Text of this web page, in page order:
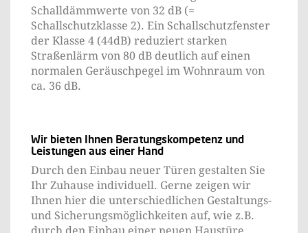
Schalldämmwerte von 32 dB (=
Schallschutzklasse 2). Ein Schallschutzfenster
der Klasse 4 (44dB) reduziert starken
Straßenlärm von 80 dB deutlich auf einen
normalen Geräuschpegel im Wohnraum von
ca. 36 dB.
Wir bieten Ihnen Beratungskompetenz und
Leistungen aus einer Hand
Durch den Einbau neuer Türen gestalten Sie
Ihr Zuhause individuell. Gerne zeigen wir
Ihnen hier die unterschiedlichen Gestaltungs-
und Sicherungsmöglichkeiten auf, wie z.B.